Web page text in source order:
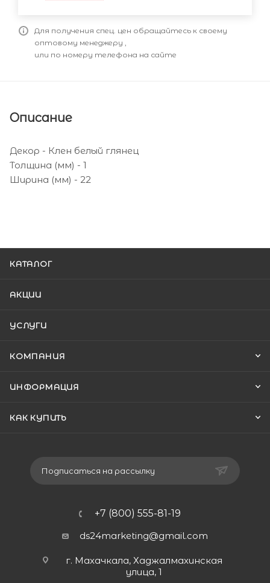
Для получения спец. цен обращайтесь к своему
оптовому менеджеру ,
или по номеру телефона на сайте
Описание
Декор - Клен белый глянец
Толщина (мм) - 1
Ширина (мм) - 22
КАТАЛОГ
АКЦИИ
УСЛУГИ
КОМПАНИЯ
ИНФОРМАЦИЯ
КАК КУПИТЬ
Подписаться на рассылку
+7 (800) 555-81-19
ds24marketing@gmail.com
г. Махачкала, Хаджалмахинская
улица, 1